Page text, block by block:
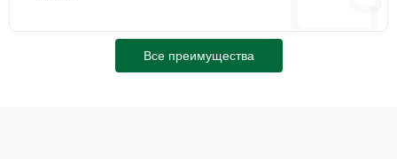
Все преимущества